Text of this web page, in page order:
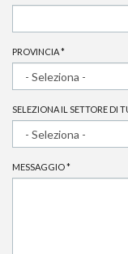
PROVINCIA*
SELEZIONA IL SETTORE DI
MESSAGGIO*